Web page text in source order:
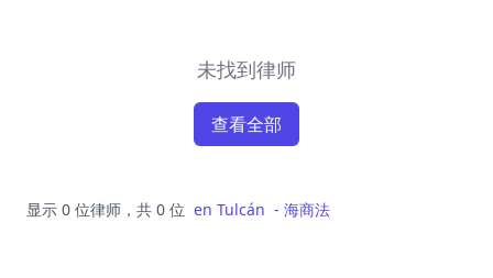
未找到律师
查看全部
显示 0 位律师，共 0 位 en Tulcán - 海商法